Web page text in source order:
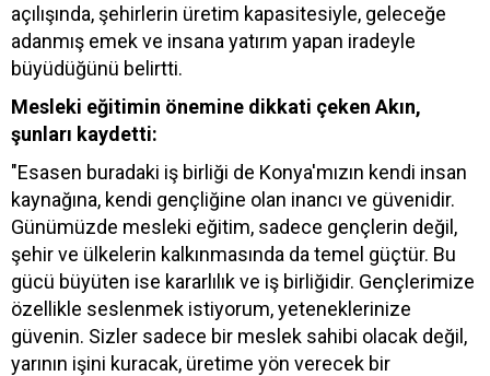
açılışında, şehirlerin üretim kapasitesiyle, geleceğe
adanmış emek ve insana yatırım yapan iradeyle
büyüdüğünü belirtti.
Mesleki eğitimin önemine dikkati çeken Akın,
şunları kaydetti:
"Esasen buradaki iş birliği de Konya'mızın kendi insan
kaynağına, kendi gençliğine olan inancı ve güvenidir.
Günümüzde mesleki eğitim, sadece gençlerin değil,
şehir ve ülkelerin kalkınmasında da temel güçtür. Bu
gücü büyüten ise kararlılık ve iş birliğidir. Gençlerimize
özellikle seslenmek istiyorum, yeteneklerinize
güvenin. Sizler sadece bir meslek sahibi olacak değil,
yarının işini kuracak, üretime yön verecek bir